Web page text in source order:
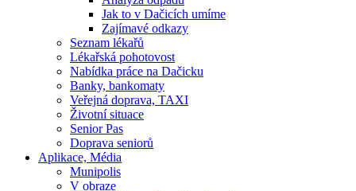
Jak to v Dačicích umíme
Zajímavé odkazy
Seznam lékařů
Lékařská pohotovost
Nabídka práce na Dačicku
Banky, bankomaty
Veřejná doprava, TAXI
Životní situace
Senior Pas
Doprava seniorů
Aplikace, Média
Munipolis
V obraze